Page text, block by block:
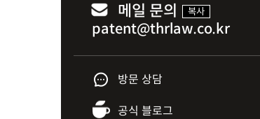
메일 문의 복사
방문 상담
공식 블로그